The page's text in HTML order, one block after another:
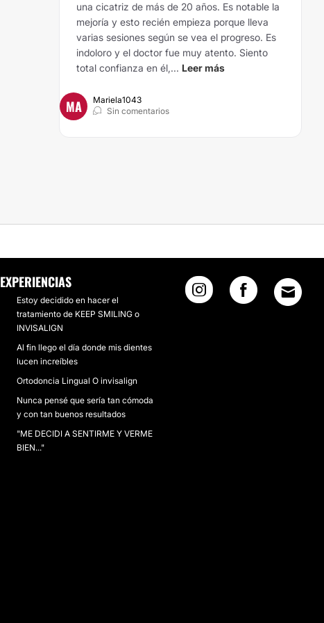
una cicatriz de más de 20 años. Es notable la
mejoría y esto recién empieza porque lleva
varias sesiones según se vea el progreso. Es
indoloro y el doctor fue muy atento. Siento
total confianza en él,... Leer más
MA
Mariela1043
Sin comentarios
EXPERIENCIAS
Estoy decidido en hacer el
tratamiento de KEEP SMILING o
INVISALIGN
Al fin llego el día donde mis dientes
lucen increíbles
Ortodoncia Lingual O invisalign
Nunca pensé que sería tan cómoda
y con tan buenos resultados
"ME DECIDI A SENTIRME Y VERME
BIEN..."